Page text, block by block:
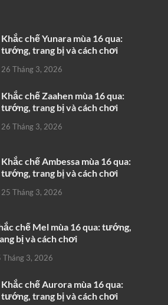
Khắc chế Yunara mùa 16 qua:
tướng, trang bị và cách chơi
26 Tháng 3, 2026
Khắc chế Zaahen mùa 16 qua:
tướng, trang bị và cách chơi
26 Tháng 3, 2026
Khắc chế Ambessa mùa 16 qua:
tướng, trang bị và cách chơi
25 Tháng 3, 2026
chế Mel mùa 16 qua: tướng,
bị và cách chơi
Tháng 3, 2026
Khắc chế Aurora mùa 16 qua:
tướng, trang bị và cách chơi